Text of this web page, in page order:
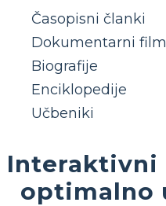
Časopisni članki
Dokumentarni
Biografije
Enciklopedije
Učbeniki
Interaktivni
optimalno